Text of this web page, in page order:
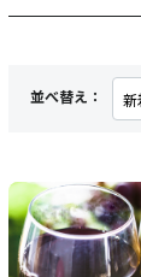
並べ替え：